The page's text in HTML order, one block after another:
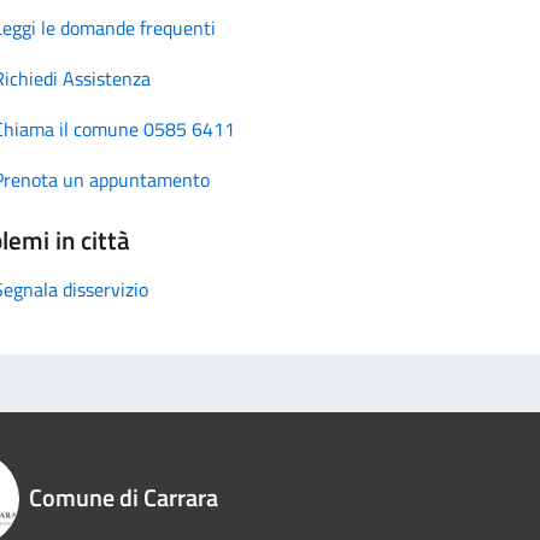
le domande frequenti
Assistenza
il comune 0585 6411
un appuntamento
in città
disservizio
Comune di Carrara